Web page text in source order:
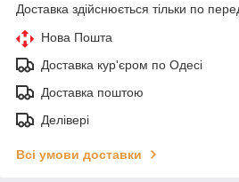
Доставка здійснюється тільки по
Нова Пошта
Доставка кур'єром по Одесі
Доставка поштою
Делівері
Всі умови доставки